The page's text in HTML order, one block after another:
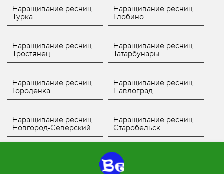
Наращивание ресниц
Турка
Наращивание ресниц
Глобино
Наращивание ресниц
Тростянец
Наращивание ресниц
Татарбунары
Наращивание ресниц
Городенка
Наращивание ресниц
Павлоград
Наращивание ресниц
Новгород-Северский
Наращивание ресниц
Старобельск